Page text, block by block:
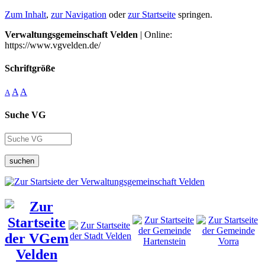
Zum Inhalt, zur Navigation oderzur Startseite springen.
Verwaltungsgemeinschaft Velden | Online:
https://www.vgvelden.de/
Schriftgröße
A A A
Suche VG
suchen